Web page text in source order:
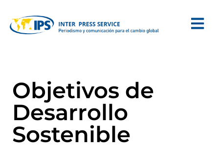
Objetivos de
Desarrollo
Sostenible